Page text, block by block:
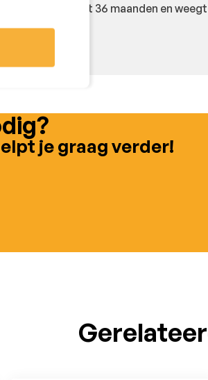
baby’s van 3 tot 36 maanden en
je graag verder!